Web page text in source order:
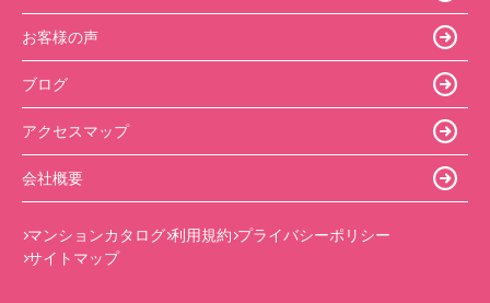
お客様の声
ブログ
アクセスマップ
会社概要
マンションカタログ 利用規約 プライバシーポリシー
サイトマップ